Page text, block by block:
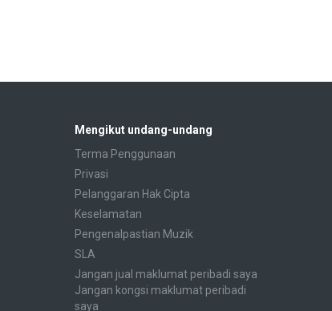
Mengikut undang-undang
Terma Penggunaan
Privasi
Pelanggaran Hak Cipta
Keselamatan
Pengenalpastian Muzik
SLA
Jangan jual maklumat peribadi saya
Jangan kongsi maklumat peribadi
saya